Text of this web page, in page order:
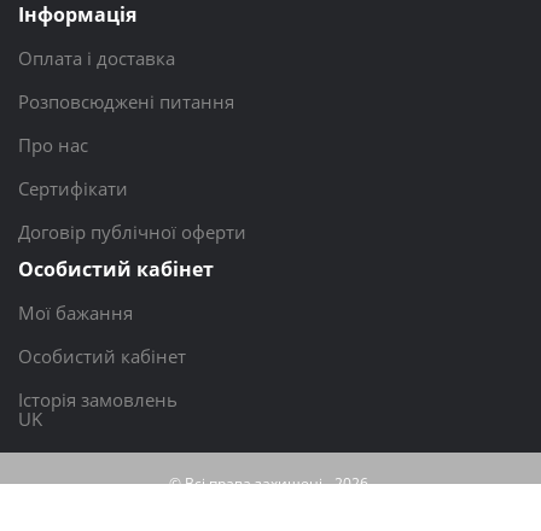
Інформація
Оплата і доставка
Розповсюджені питання
Про нас
Сертифікати
Договір публічної оферти
Особистий кабінет
Мої бажання
Особистий кабінет
Історія замовлень
UK
© Всі права захищені - 2026,